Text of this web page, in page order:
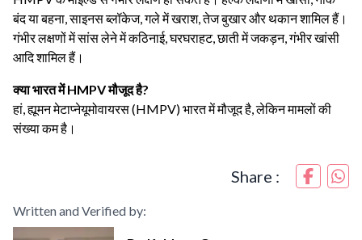
बंद या बहना, साइनस ब्लॉकेज, गले में खराश, तेज बुखार और थकान शामिल हैं।
गंभीर लक्षणों में सांस लेने में कठिनाई, घरघराहट, छाती में जकड़न, गंभीर खांसी
आदि शामिल हैं।
क्या भारत में HMPV मौजूद है?
हां, ह्यूमन मेटाप्नेयूमोवायरस (HMPV) भारत में मौजूद है, लेकिन मामलों की
संख्या कम है।
Share :
Written and Verified by: